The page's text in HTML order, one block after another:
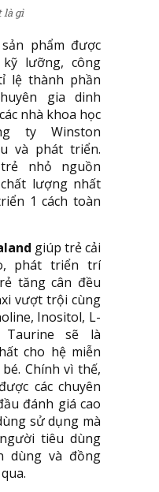
là gì
phẩm được
lưỡng, công
lệ thành phần
gia dinh
nhà khoa học
ty Winston
và phát triển.
nhỏ nguồn
lượng nhất
1 cách toàn
giúp trẻ cải
phát triển trí
tăng cân đều
vượt trội cùng
Inositol, L-
Taurine sẽ là
cho hệ miễn
Chính vì thế,
các chuyên
đánh giá cao
sử dụng mà
tiêu dùng
dùng và đồng